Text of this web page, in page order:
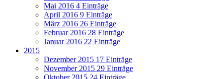
Mai 2016 4 Einträge
April 2016 9 Einträge
März 2016 26 Einträge
Februar 2016 28 Einträge
Januar 2016 22 Einträge
2015
Dezember 2015 17 Einträge
November 2015 29 Einträge